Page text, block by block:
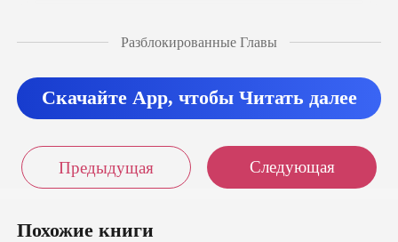
Разблокированные Главы
Скачайте App, чтобы Читать далее
Предыдущая Следующая
Похожие книги